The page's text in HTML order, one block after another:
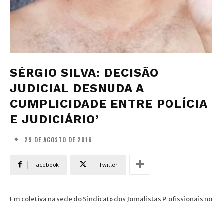
SÉRGIO SILVA: DECISÃO
JUDICIAL DESNUDA A
CUMPLICIDADE ENTRE POLÍCIA
E JUDICIÁRIO’
29 DE AGOSTO DE 2016
Facebook Twitter
Em coletiva na sede do Sindicato dos Jornalistas Profissionais no